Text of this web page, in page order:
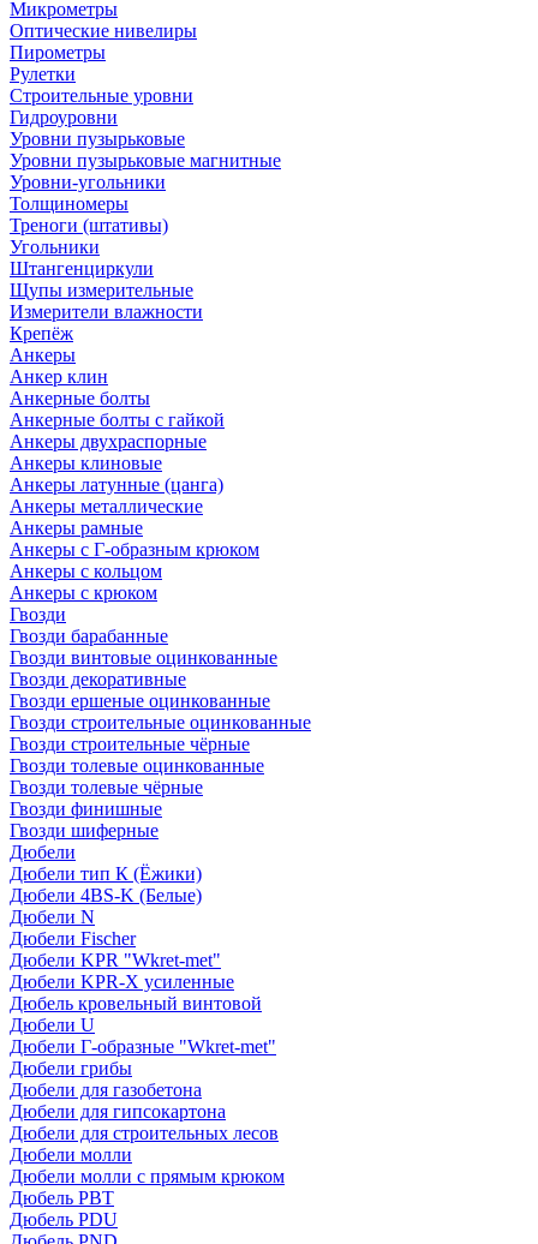
Микрометры
Оптические нивелиры
Пирометры
Рулетки
Строительные уровни
Гидроуровни
Уровни пузырьковые
Уровни пузырьковые магнитные
Уровни-угольники
Толщиномеры
Треноги (штативы)
Угольники
Штангенциркули
Щупы измерительные
Измерители влажности
Крепёж
Анкеры
Анкер клин
Анкерные болты
Анкерные болты с гайкой
Анкеры двухраспорные
Анкеры клиновые
Анкеры латунные (цанга)
Анкеры металлические
Анкеры рамные
Анкеры с Г-образным крюком
Анкеры с кольцом
Анкеры с крюком
Гвозди
Гвозди барабанные
Гвозди винтовые оцинкованные
Гвозди декоративные
Гвозди ершеные оцинкованные
Гвозди строительные оцинкованные
Гвозди строительные чёрные
Гвозди толевые оцинкованные
Гвозди толевые чёрные
Гвозди финишные
Гвозди шиферные
Дюбели
Дюбели тип К (Ёжики)
Дюбели 4BS-K (Белые)
Дюбели N
Дюбели Fischer
Дюбели KPR "Wkret-met"
Дюбели KPR-Х усиленные
Дюбель кровельный винтовой
Дюбели U
Дюбели Г-образные "Wkret-met"
Дюбели грибы
Дюбели для газобетона
Дюбели для гипсокартона
Дюбели для строительных лесов
Дюбели молли
Дюбели молли с прямым крюком
Дюбель PBT
Дюбель PDU